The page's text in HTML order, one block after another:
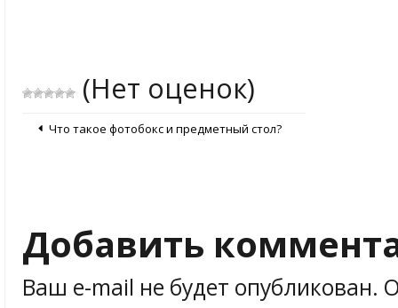
(Нет оценок)
Что такое фотобокс и предметный стол?
Добавить
Ваш e-mail не будет опубликован.